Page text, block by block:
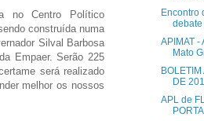
no Centro Político
construída numa
Silval Barbosa
Empaer. Serão 225
será realizado
melhor os nossos
Encontro
APIMAT -
Mato
DE
APL de